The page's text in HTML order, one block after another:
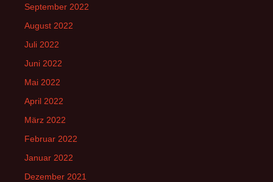
September 2022
August 2022
Juli 2022
Juni 2022
Mai 2022
April 2022
März 2022
Februar 2022
Januar 2022
Dezember 2021